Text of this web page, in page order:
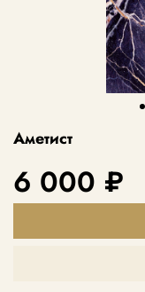
Аметист
6 000 ₽